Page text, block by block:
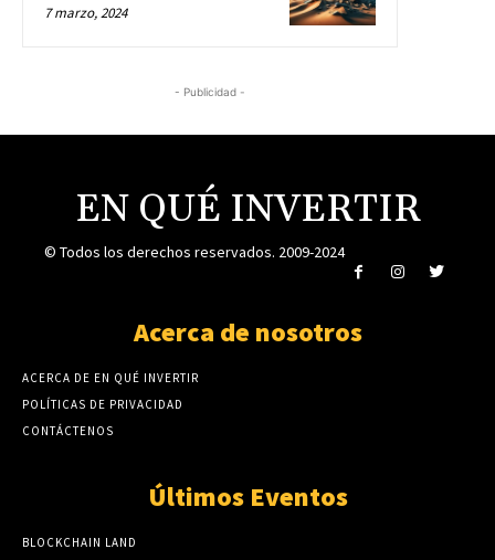
7 marzo, 2024
- Publicidad -
EN QUÉ INVERTIR
© Todos los derechos reservados. 2009-2024
Acerca de nosotros
ACERCA DE EN QUÉ INVERTIR
POLÍTICAS DE PRIVACIDAD
CONTÁCTENOS
Últimos Eventos
BLOCKCHAIN LAND